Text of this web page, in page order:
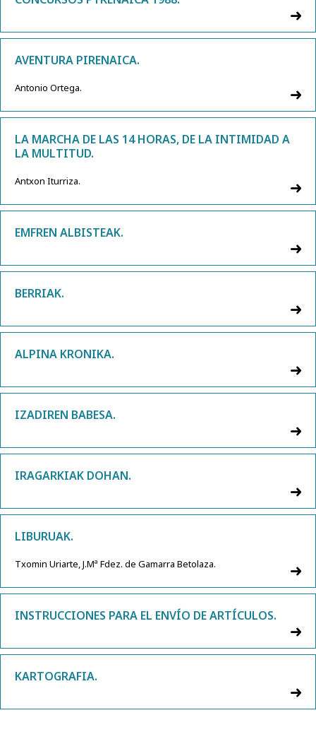
AVENTURA PIRENAICA.
Antonio Ortega.
LA MARCHA DE LAS 14 HORAS, DE LA INTIMIDAD A
LA MULTITUD.
Antxon Iturriza.
EMFREN ALBISTEAK.
BERRIAK.
ALPINA KRONIKA.
IZADIREN BABESA.
IRAGARKIAK DOHAN.
LIBURUAK.
Txomin Uriarte, J.Mª Fdez. de Gamarra Betolaza.
INSTRUCCIONES PARA EL ENVÍO DE ARTÍCULOS.
KARTOGRAFIA.